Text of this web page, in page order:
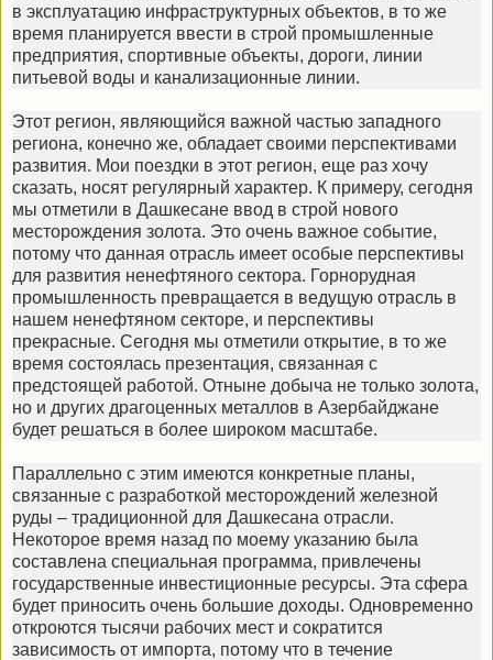
в эксплуатацию инфраструктурных объектов, в то же
время планируется ввести в строй промышленные
предприятия, спортивные объекты, дороги, линии
питьевой воды и канализационные линии.
Этот регион, являющийся важной частью западного
региона, конечно же, обладает своими перспективами
развития. Мои поездки в этот регион, еще раз хочу
сказать, носят регулярный характер. К примеру, сегодня
мы отметили в Дашкесане ввод в строй нового
месторождения золота. Это очень важное событие,
потому что данная отрасль имеет особые перспективы
для развития ненефтяного сектора. Горнорудная
промышленность превращается в ведущую отрасль в
нашем ненефтяном секторе, и перспективы
прекрасные. Сегодня мы отметили открытие, в то же
время состоялась презентация, связанная с
предстоящей работой. Отныне добыча не только золота,
но и других драгоценных металлов в Азербайджане
будет решаться в более широком масштабе.
Параллельно с этим имеются конкретные планы,
связанные с разработкой месторождений железной
руды – традиционной для Дашкесана отрасли.
Некоторое время назад по моему указанию была
составлена специальная программа, привлечены
государственные инвестиционные ресурсы. Эта сфера
будет приносить очень большие доходы. Одновременно
откроются тысячи рабочих мест и сократится
зависимость от импорта, потому что в течение